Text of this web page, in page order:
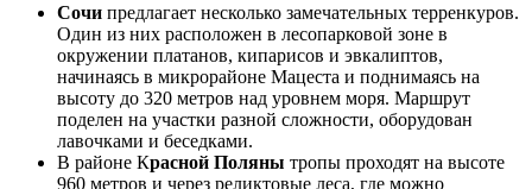
Сочи предлагает несколько замечательных терренкуров.
Один из них расположен в лесопарковой зоне в
окружении платанов, кипарисов и эвкалиптов,
начинаясь в микрорайоне Мацеста и поднимаясь на
высоту до 320 метров над уровнем моря. Маршрут
поделен на участки разной сложности, оборудован
лавочками и беседками.
В районе Красной Поляны тропы проходят на высоте
960 метров и через реликтовые леса, где можно